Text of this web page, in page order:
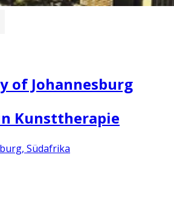
of Johannesburg
Kunsttherapie
Südafrika